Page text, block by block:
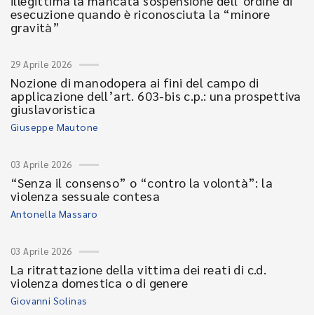
esecuzione quando è riconosciuta la “minore
gravità”
29 Aprile 2026
Nozione di manodopera ai fini del campo di
applicazione dell’art. 603-bis c.p.: una prospettiva
giuslavoristica
Giuseppe Mautone
03 Aprile 2026
“Senza il consenso” o “contro la volontà”: la
violenza sessuale contesa
Antonella Massaro
03 Aprile 2026
La ritrattazione della vittima dei reati di c.d.
violenza domestica o di genere
Giovanni Solinas